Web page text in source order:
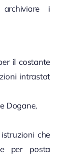
archiviare i
il costante
intrastat
Dogane,
che
per posta